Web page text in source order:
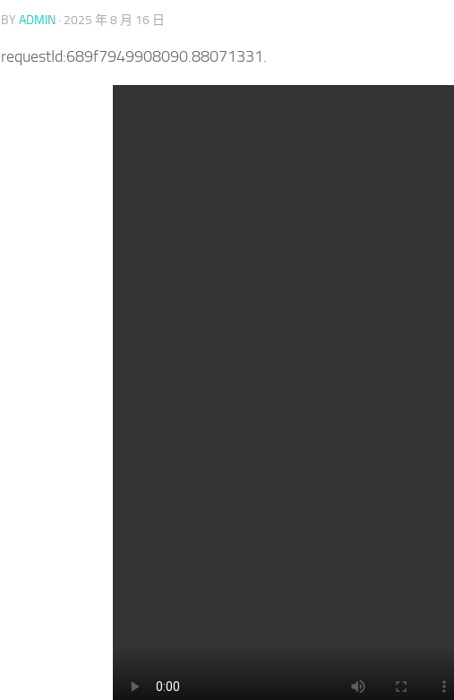
BY ADMIN · 2025 年 8 月 16 日
requestId:689f7949908090.88071331.